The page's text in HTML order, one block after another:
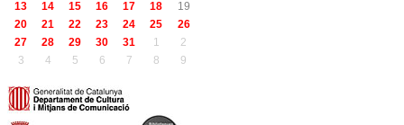
13
14 15 16 17 18
19
20
21 22 23 24 25
26
27
28 29 30 31 1
2
3
4 5 6 7 8 9